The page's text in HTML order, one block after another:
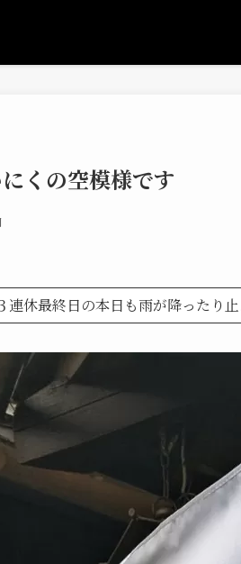
くの空模様です
休最終日の本日も雨が降ったり止